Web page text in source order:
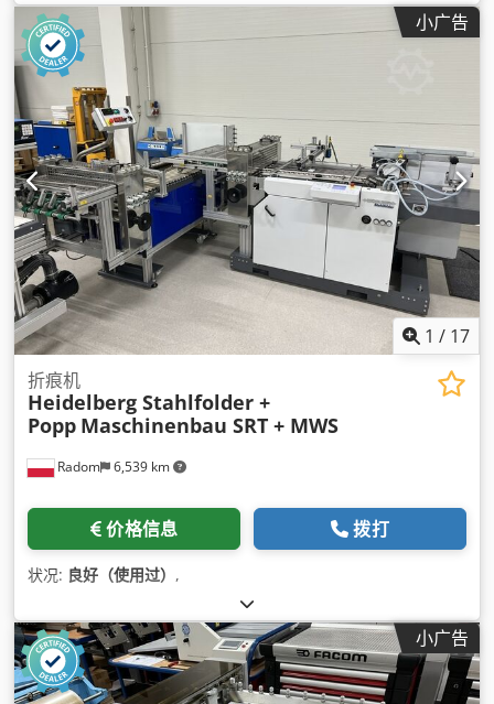
小广告
1 / 17
Radom 6,539 km
折痕机
Heidelberg Stahlfolder +
Popp Maschinenbau SRT + MWS
价格信息 拨打
状况: 良好（使用过） ,
小广告